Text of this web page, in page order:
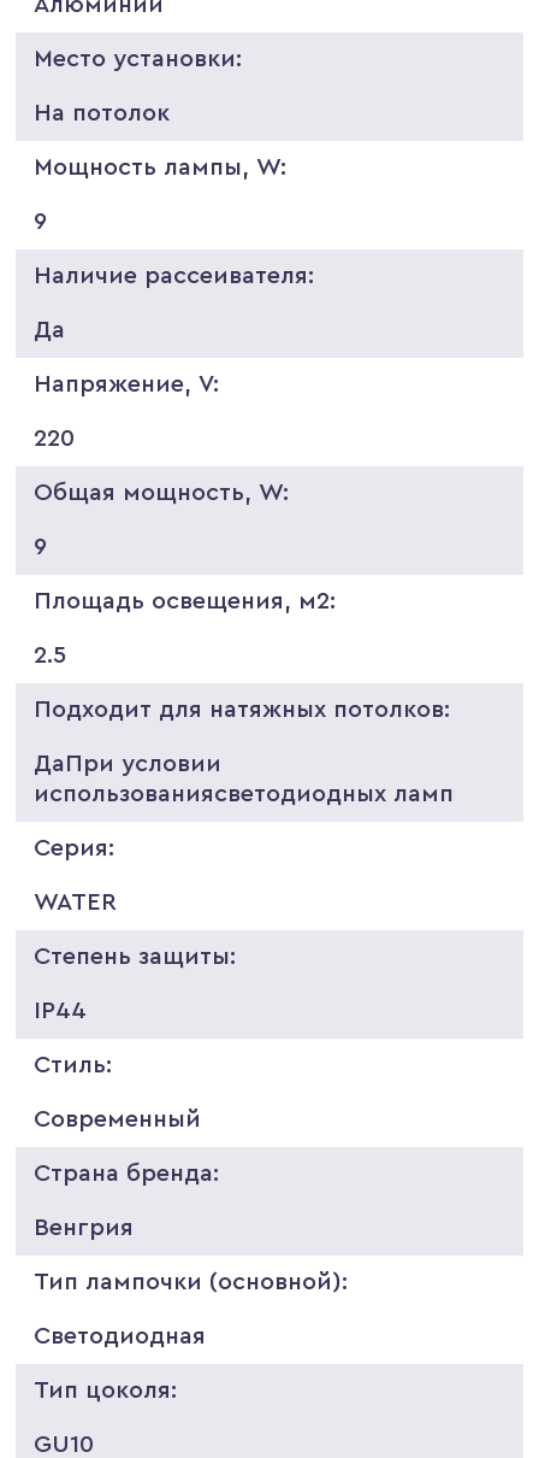
Место установки:
На потолок
Мощность лампы, W:
9
Наличие рассеивателя:
Да
Напряжение, V:
220
Общая мощность, W:
9
Площадь освещения, м2:
2.5
Подходит для натяжных потолков:
ДаПри условии
использованиясветодиодных ламп
Серия:
WATER
Степень защиты:
IP44
Стиль:
Современный
Страна бренда:
Венгрия
Тип лампочки (основной):
Светодиодная
Тип цоколя:
GU10